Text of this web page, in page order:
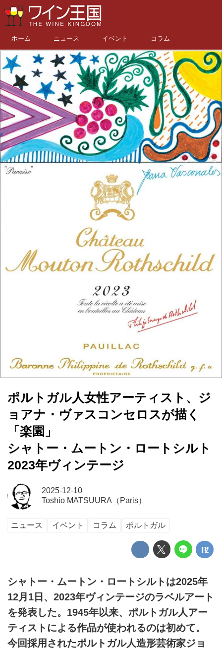
ホーム ニュース イベント コラム
ポルトガル人女性アーティスト、ジ
ョアナ・ヴァスコンセロスが描く
「楽園」
シャトー・ムートン・ロートシルト
2023年ヴィンテージ
2025-12-10
Toshio MATSUURA（Paris）
ニュース イベント コラム ポルトガル
シャトー・ムートン・ロートシルトは2025年
12月1日、2023年ヴィンテージのラベルアート
を発表した。1945年以来、ポルトガル人アー
ティストによる作品が使われるのは初めて。
今回採用されたポルトガル人造形芸術家ジョ